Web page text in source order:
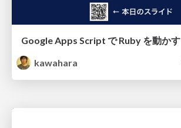
Google Apps Script で Ruby を動かす
kawahara